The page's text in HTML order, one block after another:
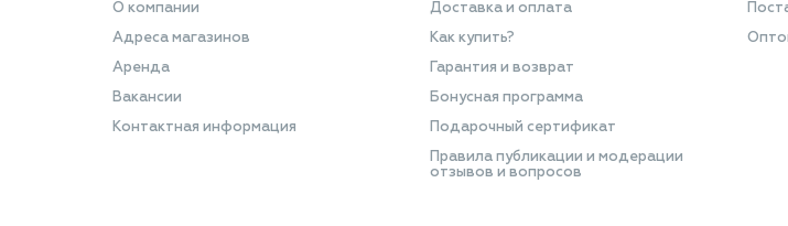
О компании
Адреса магазинов
Аренда
Вакансии
Контактная информация
Доставка и оплата
Как купить?
Гарантия и возврат
Бонусная программа
Подарочный сертификат
Правила публикации и модерации
отзывов и вопросов